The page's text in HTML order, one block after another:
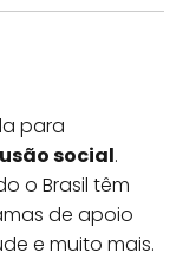
para
social.
o Brasil têm
de apoio
e muito mais.